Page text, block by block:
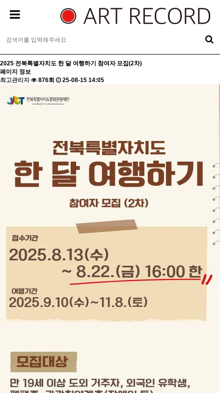
2025 전북특별자치도 한 달 여행하기 참여자 모집(2차)
페이지 정보
최고관리자
876회 25-08-15 14:05